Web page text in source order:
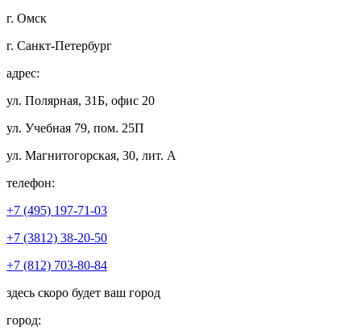
г. Омск
г. Санкт-Петербург
адрес:
ул. Полярная, 31Б, офис 20
ул. Учебная 79, пом. 25П
ул. Магнитогорская, 30, лит. А
телефон:
+7 (495) 197-71-03
+7 (3812) 38-20-50
+7 (812) 703-80-84
здесь скоро будет ваш город
город: